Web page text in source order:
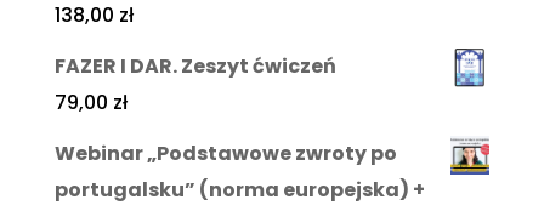
138,00 zł
FAZER I DAR. Zeszyt ćwiczeń
79,00 zł
Webinar „Podstawowe zwroty po
portugalsku” (norma europejska) +